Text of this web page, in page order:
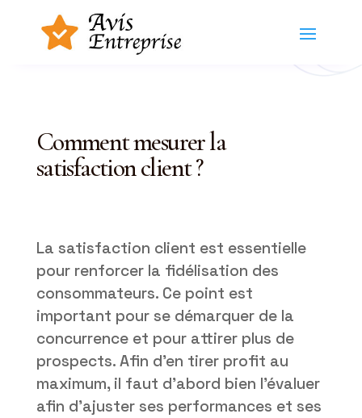
Comment mesurer la
satisfaction client ?
La satisfaction client est essentielle
pour renforcer la fidélisation des
consommateurs. Ce point est
important pour se démarquer de la
concurrence et pour attirer plus de
prospects. Afin d’en tirer profit au
maximum, il faut d’abord bien l’évaluer
afin d’ajuster ses performances et ses